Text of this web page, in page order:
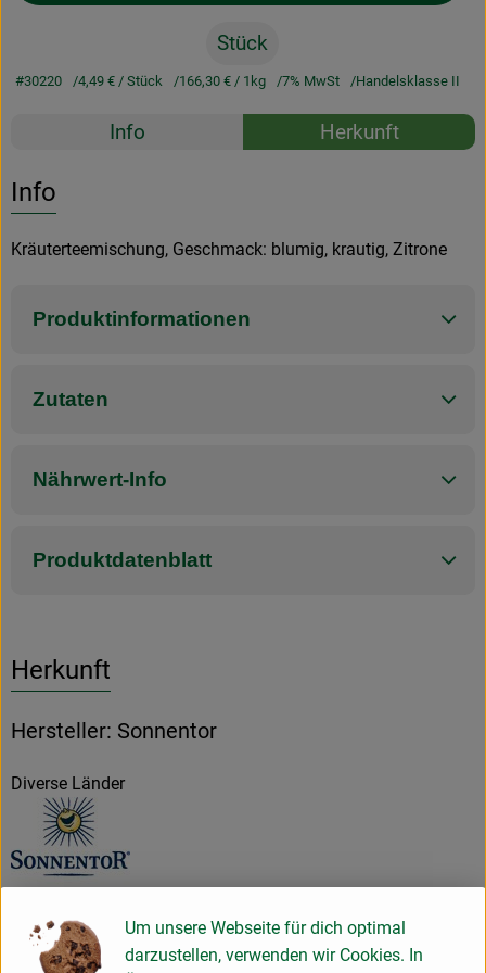
Stück
#30220 4,49 € / Stück 166,30 € / 1kg 7% MwSt Handelsklasse II
Rezepte
Info Herkunft
Info
Kräuterteemischung, Geschmack: blumig, krautig, Zitrone
Produktinformationen
Zutaten
Nährwert-Info
Produktdatenblatt
Herkunft
Hersteller: Sonnentor
Diverse Länder
Sonnentor Kräuterhandelsges. mbH
Um unsere Webseite für dich optimal
darzustellen, verwenden wir Cookies. In